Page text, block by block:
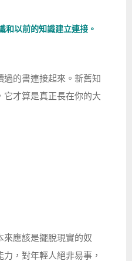
和以前的知識建立連接。
的書連接起來。新舊知
它才算是真正長在你的大
來應該是擺脫現實的奴
，對年輕人絕非易事，